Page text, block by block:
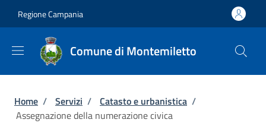
Regione Campania
Comune di Montemiletto
Briciole di pane
Home / Servizi / Catasto e urbanistica /
Assegnazione della numerazione civica